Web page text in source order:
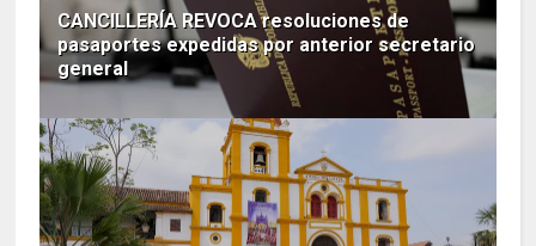
CANCILLERÍA REVOCA resoluciones de
pasaportes expedidas por anterior secretario
general